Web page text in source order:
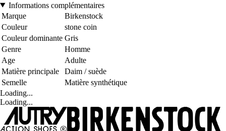
Informations complémentaires
Marque
Birkenstock
Couleur
stone coin
Couleur dominante Gris
Genre
Homme
Age
Adulte
Matière principale
Daim / suède
Semelle
Matière synthétique
Loading...
Loading...